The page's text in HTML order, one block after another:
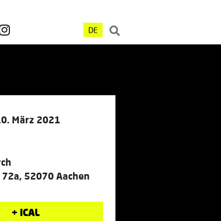
DE
März 2021
72a, 52070 Aachen
+ ICAL